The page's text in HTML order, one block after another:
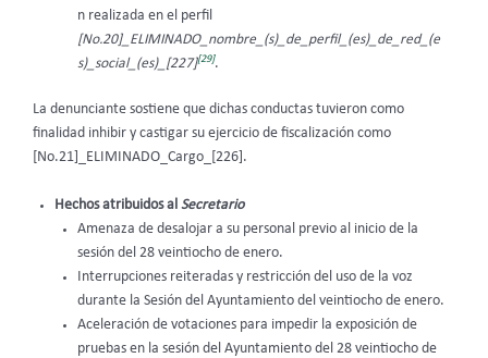
n realizada en el perfil
[No.20]_ELIMINADO_nombre_(s)_de_perfil_(es)_de_red_(e
s)_social_(es)_[227][29].
La denunciante sostiene que dichas conductas tuvieron como
finalidad inhibir y castigar su ejercicio de fiscalización como
[No.21]_ELIMINADO_Cargo_[226].
Hechos atribuidos al Secretario
Amenaza de desalojar a su personal previo al inicio de la
sesión del 28 veintiocho de enero.
Interrupciones reiteradas y restricción del uso de la voz
durante la Sesión del Ayuntamiento del veintiocho de enero.
Aceleración de votaciones para impedir la exposición de
pruebas en la sesión del Ayuntamiento del 28 veintiocho de